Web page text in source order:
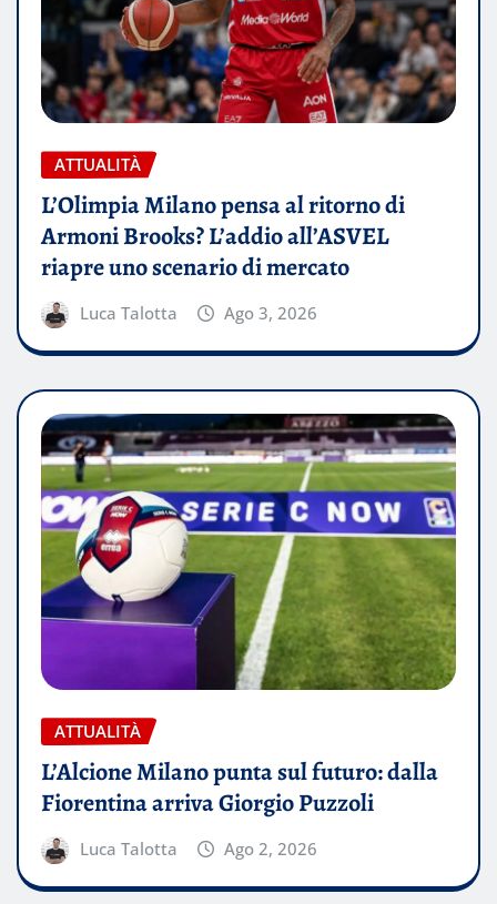
ATTUALITÀ
L’Olimpia Milano pensa al ritorno di
Armoni Brooks? L’addio all’ASVEL
riapre uno scenario di mercato
Luca Talotta Ago 3, 2026
ATTUALITÀ
L’Alcione Milano punta sul futuro: dalla
Fiorentina arriva Giorgio Puzzoli
Luca Talotta Ago 2, 2026